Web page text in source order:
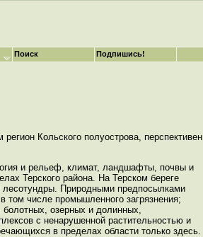
Кольского полуострова, перспективен
и рельеф, климат, ландшафты, почвы и
Терского района. На Терском береге
лесотундры. Природными предпосылками
том числе промышленного загрязнения;
болотных, озерных и долинных,
с ненарушенной растительностью и
в пределах области только здесь.
Поиск Подпишись!